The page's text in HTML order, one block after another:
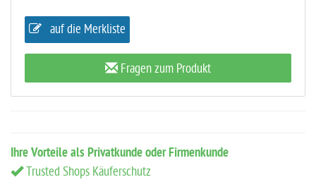
auf die Merkliste
Fragen zum Produkt
Ihre Vorteile als Privatkunde oder Firmenkunde
Trusted Shops Käuferschutz